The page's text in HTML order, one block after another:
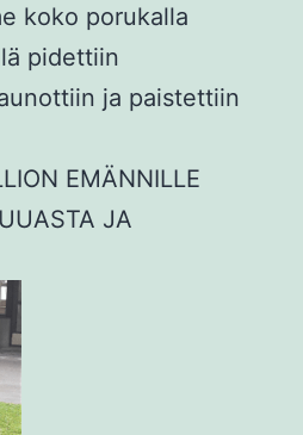
koko porukalla
pidettiin
ja paistettiin
EMÄNNILLE
JA